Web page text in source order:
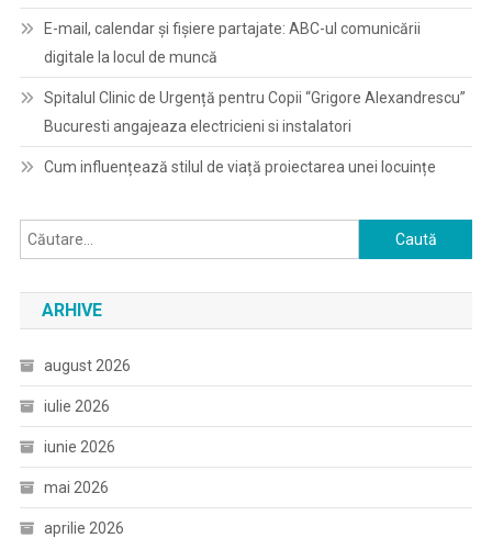
E-mail, calendar şi fişiere partajate: ABC-ul comunicării
digitale la locul de muncă
Spitalul Clinic de Urgență pentru Copii “Grigore Alexandrescu”
Bucuresti angajeaza electricieni si instalatori
Cum influențează stilul de viață proiectarea unei locuințe
Caută
după:
ARHIVE
august 2026
iulie 2026
iunie 2026
mai 2026
aprilie 2026